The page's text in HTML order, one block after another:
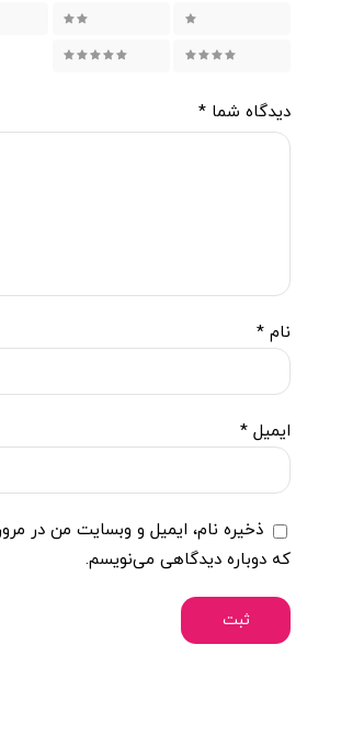
دیدگاه شما *
نام *
ایمیل *
ذخیره نام، ایمیل و وبسایت من در
که دوباره دیدگاهی می‌نویسم.